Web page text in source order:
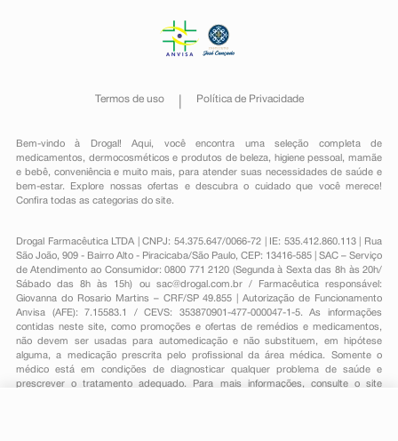
Termos de uso Política de Privacidade
Bem-vindo à Drogal! Aqui, você encontra uma seleção completa de
medicamentos , dermocosméticos e produtos de beleza, higiene pessoal ,mamãe
e bebê, conveniênciae muito mais, para atender suas necessidades de saúde e
bem-estar. Explore nossas ofertas e descubra o cuidado que você merece!
Confira todas as categorias do site.
Drogal Farmacêutica LTDA | CNPJ: 54.375.647/0066-72 | IE: 535.412.860.113 | Rua
São João, 909 - Bairro Alto - Piracicaba/São Paulo, CEP: 13416-585 | SAC – Serviço
de Atendimento ao Consumidor: 0800 771 2120 (Segunda à Sexta das 8h às 20h/
Sábado das 8h às 15h) ou sac@drogal.com.br/ Farmacêutica responsável:
Giovanna do Rosario Martins – CRF/SP 49.855 | Autorização de Funcionamento
Anvisa (AFE): 7.15583.1 / CEVS: 353870901-477-000047-1-5. As informações
contidas neste site, como promoções e ofertas de remédios e medicamentos,
não devem ser usadas para automedicação e não substituem, em hipótese
alguma, a medicação prescrita pelo profissional da área médica. Somente o
médico está em condições de diagnosticar qualquer problema de saúde e
prescrever o tratamento adequado. Para mais informações, consulte o site